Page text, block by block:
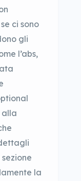
ci sono
gli
l’abs,
alla
la